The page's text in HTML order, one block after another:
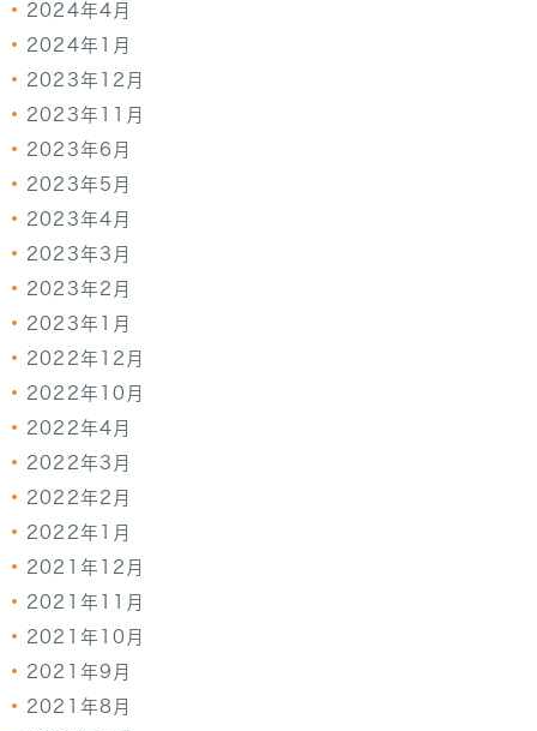
2024年4月
2024年1月
2023年12月
2023年11月
2023年6月
2023年5月
2023年4月
2023年3月
2023年2月
2023年1月
2022年12月
2022年10月
2022年4月
2022年3月
2022年2月
2022年1月
2021年12月
2021年11月
2021年10月
2021年9月
2021年8月